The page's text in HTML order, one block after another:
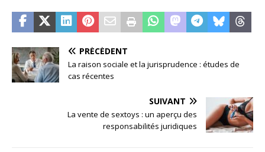
PRÉCÉDENT
La raison sociale et la jurisprudence : études de
cas récentes
SUIVANT
La vente de sextoys : un aperçu des
responsabilités juridiques